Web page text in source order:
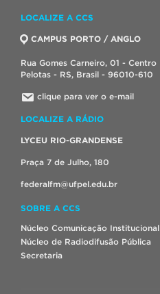
LOCALIZE A CCS
CAMPUS PORTO / ANGLO
Rua Gomes Carneiro, 01 - Centro
Pelotas - RS, Brasil - 96010-610
clique para ver o e-mail
LOCALIZE A RÁDIO
LYCEU RIO-GRANDENSE
Praça 7 de Julho, 180
federalfm@ufpel.edu.br
SOBRE A CCS
Núcleo Comunicação Institucional
Núcleo de Radiodifusão Pública
Secretaria